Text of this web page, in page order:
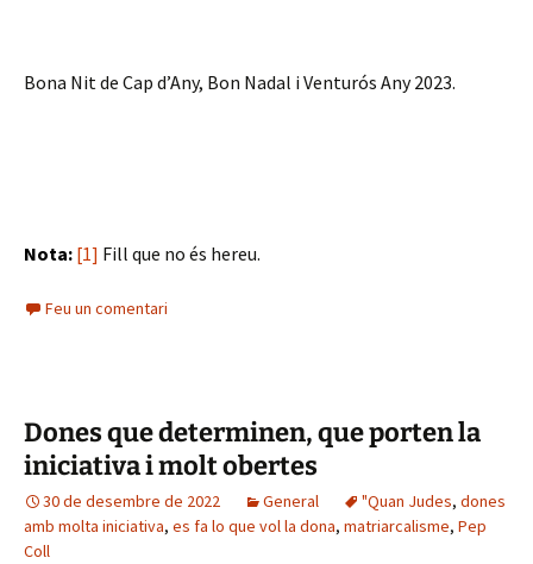
Bona Nit de Cap d’Any, Bon Nadal i Venturós Any 2023.
Nota: [1] Fill que no és hereu.
Feu un comentari
Dones que determinen, que porten la
iniciativa i molt obertes
30 de desembre de 2022 General "Quan Judes, dones
amb molta iniciativa, es fa lo que vol la dona, matriarcalisme, Pep
Coll